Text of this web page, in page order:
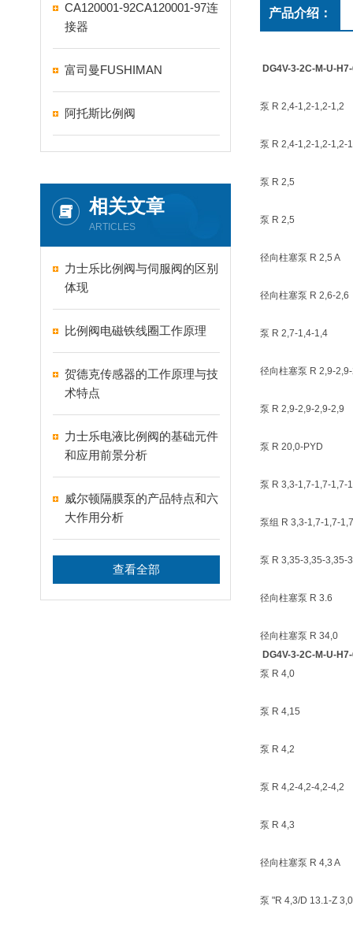
CA120001-92CA120001-97连
接器
富司曼FUSHIMAN
阿托斯比例阀
相关文章
ARTICLES
力士乐比例阀与伺服阀的区别
体现
比例阀电磁铁线圈工作原理
贺德克传感器的工作原理与技
术特点
力士乐电液比例阀的基础元件
和应用前景分析
威尔顿隔膜泵的产品特点和六
大作用分析
查看全部
产品介绍：
DG4V-3-2C-M-U-
泵 R 2,4-1,2-1,2-1,2
泵 R 2,4-1,2-1,2-1,2-
泵 R 2,5
泵 R 2,5
径向柱塞泵 R 2,5 A
径向柱塞泵 R 2,6-2,6
泵 R 2,7-1,4-1,4
径向柱塞泵 R 2,9-
泵 R 2,9-2,9-2,9-2,9
泵 R 20,0-PYD
泵 R 3,3-1,7-1,7-1,7-
泵组 R 3,3-1,7-1,7-
泵 R 3,35-3,35-3,35-
径向柱塞泵 R 3.6
径向柱塞泵 R 34,0
DG4V-3-2C-M-U-
泵 R 4,0
泵 R 4,15
泵 R 4,2
泵 R 4,2-4,2-4,2-4,2
泵 R 4,3
径向柱塞泵 R 4,3 A
泵 "R 4,3/D 13.1-Z 3,0